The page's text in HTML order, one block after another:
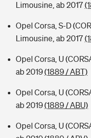
Limousine, ab 2017
Opel Corsa, S-D
Limousine, ab 2017
Opel Corsa, U
ab 2019(1889 / ABT)
Opel Corsa, U
ab 2019(1889 / ABU)
Opel Corsa, U